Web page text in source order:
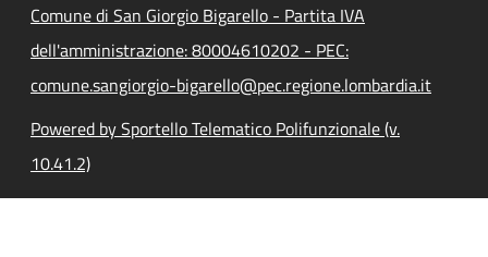
Comune di San Giorgio Bigarello - Partita IVA
dell'amministrazione: 80004610202 - PEC:
comune.sangiorgio-bigarello@pec.regione.lombardia.it
Powered by Sportello Telematico Polifunzionale (v.
10.41.2)